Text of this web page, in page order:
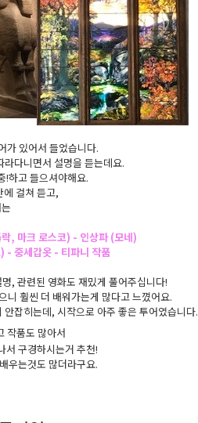
가 있어서 들었습니다.
다니면서 설명을 듣는데요.
!하고 들으셔야해요.
걸쳐 듣고,
, 마크 로스코) - 인상파 (모네)
- 중세갑옷 - 티파니 작품
, 관련된 영화도 재밌게 풀어주십니다!
니 훨씬 더 배워가는게 많다고 느꼈어요.
잡히는데, 시작으로 아주 좋은 투어였습니다.
작품도 많아서
서 구경하시는거 추천!
우는것도 많더라구요.